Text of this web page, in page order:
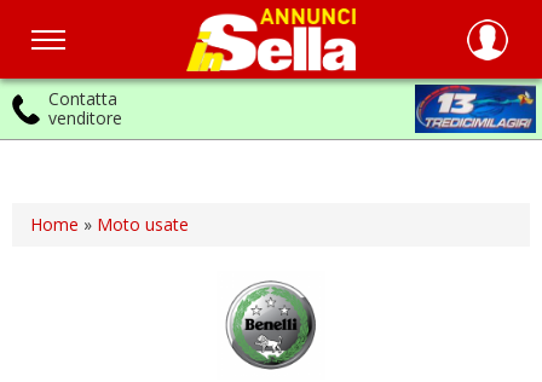
Salta
principale
Home » Moto usate
Contatta
venditore